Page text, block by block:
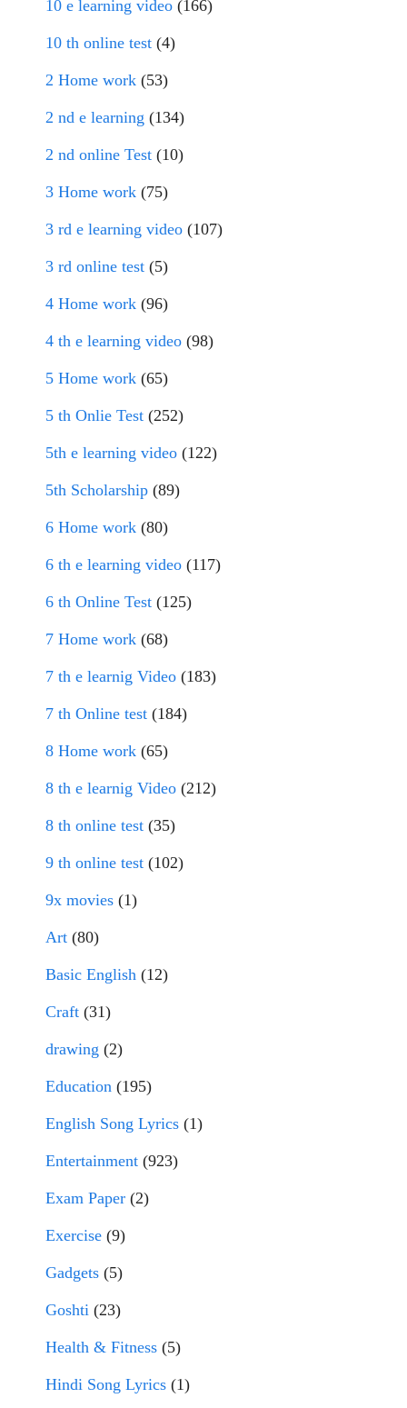
10 e learning video (166)
10 th online test (4)
2 Home work (53)
2 nd e learning (134)
2 nd online Test (10)
3 Home work (75)
3 rd e learning video (107)
3 rd online test (5)
4 Home work (96)
4 th e learning video (98)
5 Home work (65)
5 th Onlie Test (252)
5th e learning video (122)
5th Scholarship (89)
6 Home work (80)
6 th e learning video (117)
6 th Online Test (125)
7 Home work (68)
7 th e learnig Video (183)
7 th Online test (184)
8 Home work (65)
8 th e learnig Video (212)
8 th online test (35)
9 th online test (102)
9x movies (1)
Art (80)
Basic English (12)
Craft (31)
drawing (2)
Education (195)
English Song Lyrics (1)
Entertainment (923)
Exam Paper (2)
Exercise (9)
Gadgets (5)
Goshti (23)
Health & Fitness (5)
Hindi Song Lyrics (1)